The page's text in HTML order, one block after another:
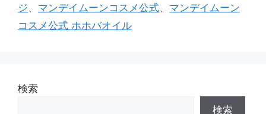
ジ、 マンデイムーンコスメ公式、 マンデイムーン
コスメ公式 ホホバオイル
検索
検索